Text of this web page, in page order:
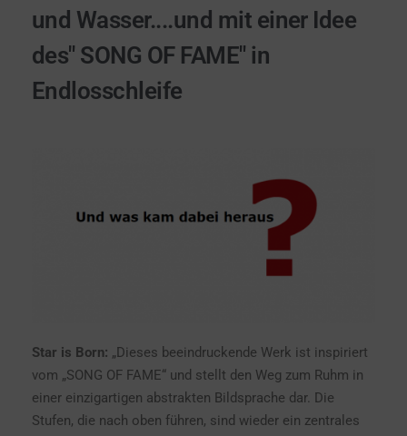
und Wasser....und mit einer Idee
des" SONG OF FAME" in
Endlosschleife
Star is Born: „Dieses beeindruckende Werk ist inspiriert
vom „SONG OF FAME“ und stellt den Weg zum Ruhm in
einer einzigartigen abstrakten Bildsprache dar. Die
Stufen, die nach oben führen, sind wieder ein zentrales